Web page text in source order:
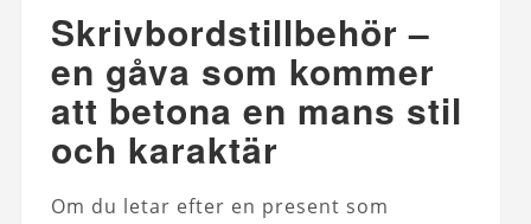
Skrivbordstillbehör –
en gåva som kommer
att betona en mans stil
och karaktär
Om du letar efter en present som